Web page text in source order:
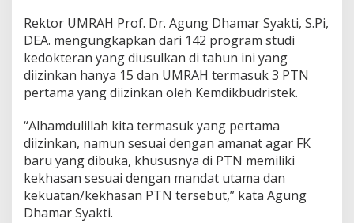
Rektor UMRAH Prof. Dr. Agung Dhamar Syakti, S.Pi,
DEA. mengungkapkan dari 142 program studi
kedokteran yang diusulkan di tahun ini yang
diizinkan hanya 15 dan UMRAH termasuk 3 PTN
pertama yang diizinkan oleh Kemdikbudristek.
“Alhamdulillah kita termasuk yang pertama
diizinkan, namun sesuai dengan amanat agar FK
baru yang dibuka, khususnya di PTN memiliki
kekhasan sesuai dengan mandat utama dan
kekuatan/kekhasan PTN tersebut,” kata Agung
Dhamar Syakti.